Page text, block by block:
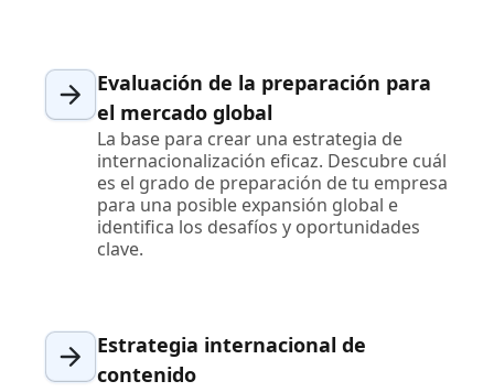
Evaluación de la preparación para
el mercado global
La base para crear una estrategia de
internacionalización eficaz. Descubre cuál
es el grado de preparación de tu empresa
para una posible expansión global e
identifica los desafíos y oportunidades
clave.
Estrategia internacional de
contenido